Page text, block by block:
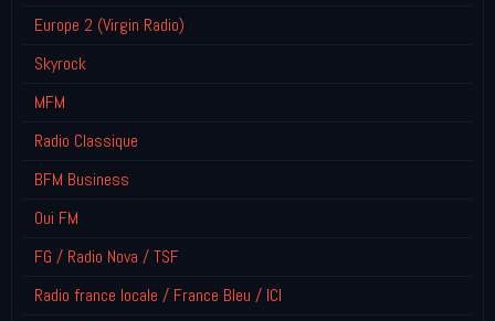
Europe 2 (Virgin Radio)
Skyrock
MFM
Radio Classique
BFM Business
Oui FM
FG / Radio Nova / TSF
Radio france locale / France Bleu / ICI